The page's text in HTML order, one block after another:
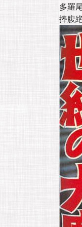
多羅
捧腹